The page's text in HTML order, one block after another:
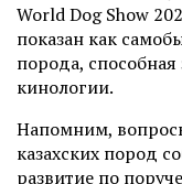
World Dog Show
показан как
порода, способная
кинологии.
Напомним,
казахских пород
развитие по